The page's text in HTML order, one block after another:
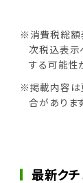
※消費税総額
次税込表示
する可能性
※掲載内容は
合があります
最新ク